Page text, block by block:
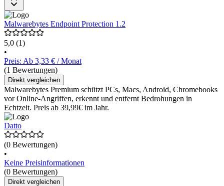
Malwarebytes Endpoint Protection 1.2
5,0 (1)
•
Preis: Ab 3,33 € / Monat
(1 Bewertungen)
Direkt vergleichen
Malwarebytes Premium schützt PCs, Macs, Android, Chromebooks
vor Online-Angriffen, erkennt und entfernt Bedrohungen in
Echtzeit. Preis ab 39,99€ im Jahr.
Datto
(0 Bewertungen)
•
Keine Preisinformationen
(0 Bewertungen)
Direkt vergleichen